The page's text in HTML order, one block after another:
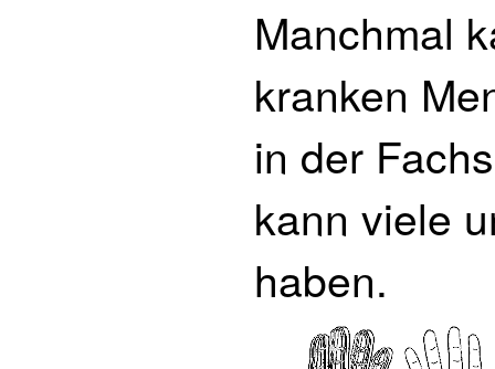
Manchmal
kranken
in der
kann viele
haben.